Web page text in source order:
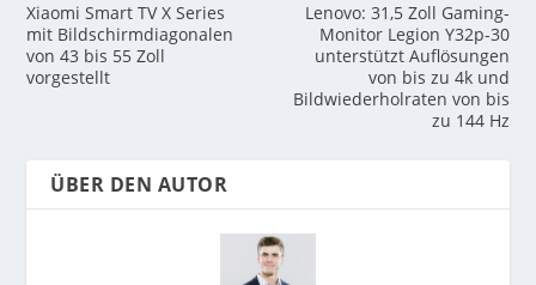
Xiaomi Smart TV X Series
mit Bildschirmdiagonalen
von 43 bis 55 Zoll
vorgestellt
Lenovo: 31,5 Zoll Gaming-
Monitor Legion Y32p-30
unterstützt Auflösungen
von bis zu 4k und
Bildwiederholraten von bis
zu 144 Hz
ÜBER DEN AUTOR